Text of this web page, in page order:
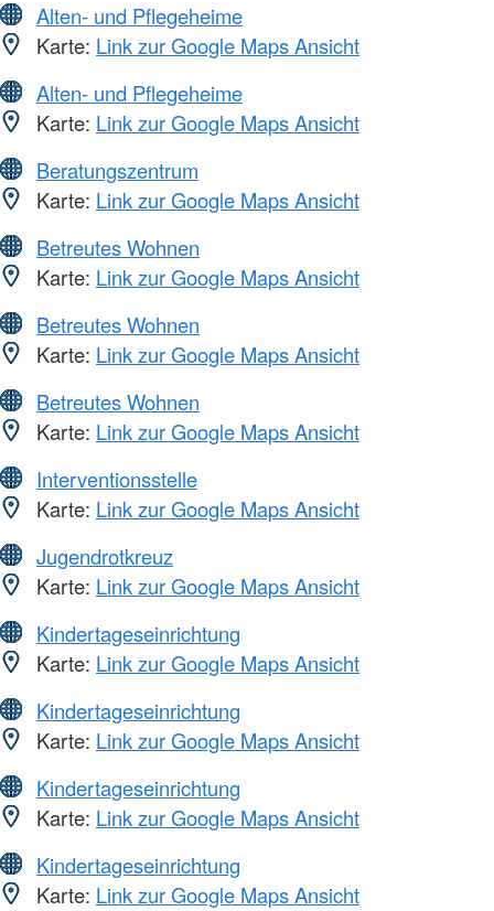
Alten- und Pflegeheime
Karte: Link zur Google Maps Ansicht
Alten- und Pflegeheime
Karte: Link zur Google Maps Ansicht
Beratungszentrum
Karte: Link zur Google Maps Ansicht
Betreutes Wohnen
Karte: Link zur Google Maps Ansicht
Betreutes Wohnen
Karte: Link zur Google Maps Ansicht
Betreutes Wohnen
Karte: Link zur Google Maps Ansicht
Interventionsstelle
Karte: Link zur Google Maps Ansicht
Jugendrotkreuz
Karte: Link zur Google Maps Ansicht
Kindertageseinrichtung
Karte: Link zur Google Maps Ansicht
Kindertageseinrichtung
Karte: Link zur Google Maps Ansicht
Kindertageseinrichtung
Karte: Link zur Google Maps Ansicht
Kindertageseinrichtung
Karte: Link zur Google Maps Ansicht